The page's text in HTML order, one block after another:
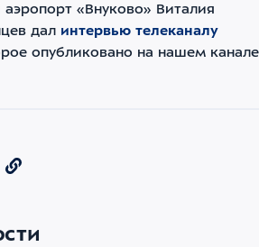
«Внуково» Виталия
дал интервью телеканалу
опубликовано на нашем канале